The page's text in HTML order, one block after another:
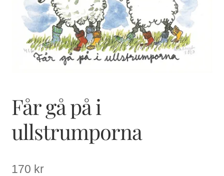
Får gå på i
ullstrumporna
170 kr